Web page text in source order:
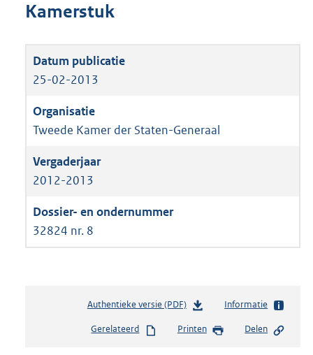
Kamerstuk
25-02-2013
Tweede Kamer der Staten-Generaal
2012-2013
32824 nr. 8
Authentieke versie (PDF)b
s
Informatie
Gerelateerd Printen Delen